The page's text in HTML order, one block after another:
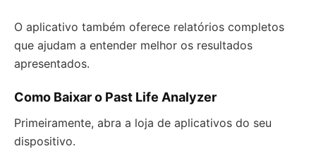
O aplicativo também oferece relatórios completos
que ajudam a entender melhor os resultados
apresentados.
Como Baixar o Past Life Analyzer
Primeiramente, abra a loja de aplicativos do seu
dispositivo.